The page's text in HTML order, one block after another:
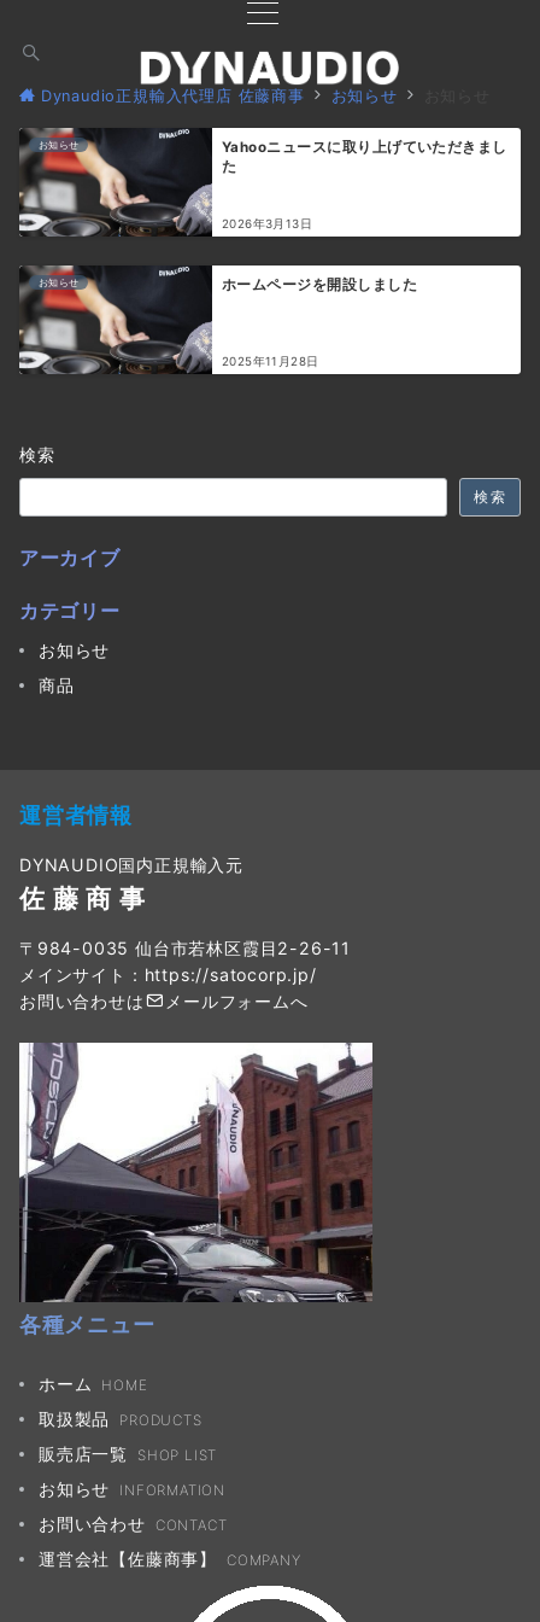
Dynaudio正規輸入代理店 佐藤商事 お知らせ
お知らせ
Yahooニュースに取り上げていただきまし
た
2026年3月13日
お知らせ ホームページを開設しました
2025年11月28日
検索
検索
アーカイブ
カテゴリー
お知らせ
商品
運営者情報
DYNAUDIO国内正規輸入元
佐 藤 商 事
〒984-0035 仙台市若林区霞目2-26-11
メインサイト： https://satocorp.jp/
お問い合わせは
メールフォームへ
各種メニュー
ホーム HOME
取扱製品 PRODUCTS
販売店一覧 SHOP LIST
お知らせ INFORMATION
お問い合わせ CONTACT
運営会社【佐藤商事】 COMPANY